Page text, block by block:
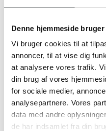
Denne hjemmeside
Vi bruger cookies til at
annoncer, til at vise dig
at analysere vores trafik.
din brug af vores
for sociale medier,
analysepartnere. Vores
data med andre
de har indsamlet fra din
Navn*
Firma*
Telefonnr.*